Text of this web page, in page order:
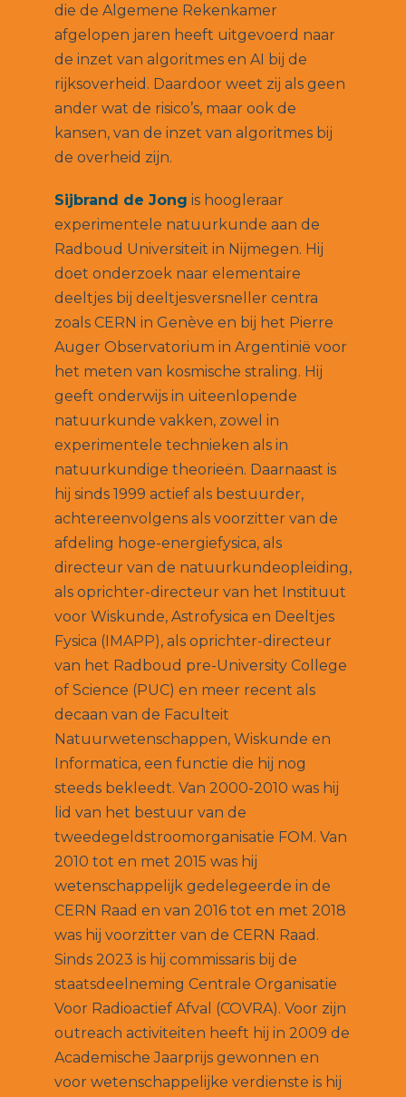
die de Algemene Rekenkamer
afgelopen jaren heeft uitgevoerd naar
de inzet van algoritmes en AI bij de
rijksoverheid. Daardoor weet zij als geen
ander wat de risico’s, maar ook de
kansen, van de inzet van algoritmes bij
de overheid zijn.
Sijbrand de Jong is hoogleraar
experimentele natuurkunde aan de
Radboud Universiteit in Nijmegen. Hij
doet onderzoek naar elementaire
deeltjes bij deeltjesversneller centra
zoals CERN in Genève en bij het Pierre
Auger Observatorium in Argentinië voor
het meten van kosmische straling. Hij
geeft onderwijs in uiteenlopende
natuurkunde vakken, zowel in
experimentele technieken als in
natuurkundige theorieën. Daarnaast is
hij sinds 1999 actief als bestuurder,
achtereenvolgens als voorzitter van de
afdeling hoge-energiefysica, als
directeur van de natuurkundeopleiding,
als oprichter-directeur van het Instituut
voor Wiskunde, Astrofysica en Deeltjes
Fysica (IMAPP), als oprichter-directeur
van het Radboud pre-University College
of Science (PUC) en meer recent als
decaan van de Faculteit
Natuurwetenschappen, Wiskunde en
Informatica, een functie die hij nog
steeds bekleedt. Van 2000-2010 was hij
lid van het bestuur van de
tweedegeldstroomorganisatie FOM. Van
2010 tot en met 2015 was hij
wetenschappelijk gedelegeerde in de
CERN Raad en van 2016 tot en met 2018
was hij voorzitter van de CERN Raad.
Sinds 2023 is hij commissaris bij de
staatsdeelneming Centrale Organisatie
Voor Radioactief Afval (COVRA). Voor zijn
outreach activiteiten heeft hij in 2009 de
Academische Jaarprijs gewonnen en
voor wetenschappelijke verdienste is hij